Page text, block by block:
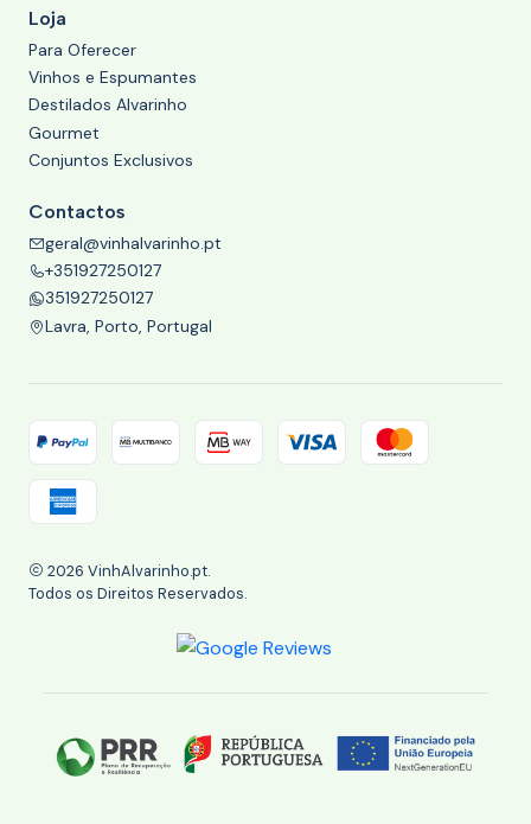
Loja
Para Oferecer
Vinhos e Espumantes
Destilados Alvarinho
Gourmet
Conjuntos Exclusivos
Contactos
geral@vinhalvarinho.pt
+351927250127
351927250127
Lavra, Porto, Portugal
2026 VinhAlvarinho.pt.
Todos os Direitos Reservados.